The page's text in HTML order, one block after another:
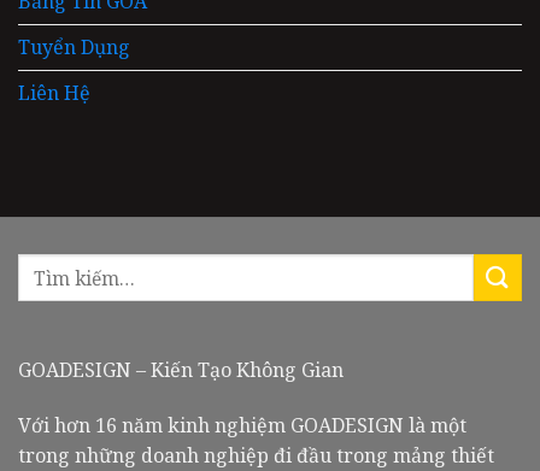
Tuyển Dụng
Liên Hệ
GOADESIGN – Kiến Tạo Không Gian
Với hơn 16 năm kinh nghiệm GOADESIGN là một
trong những doanh nghiệp đi đầu trong mảng thiết